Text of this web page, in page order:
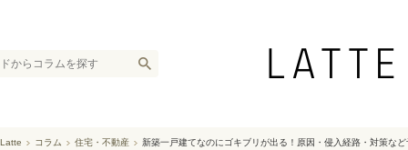
Latte コラム 住宅・不動産 新築一戸建てなのにゴキブリが出る！原因・侵入経路・対策な